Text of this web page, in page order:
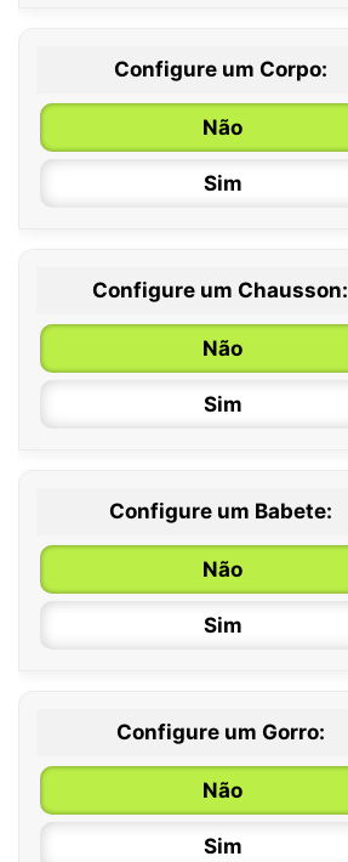
Configure um Corpo:
Não
Sim
0 / 6 meses
6 / 12 meses
12 / 18 meses
Configure um Chausson:
Não
Sim
Configure um Babete:
Não
Sim
Configure um Gorro:
Não
Sim